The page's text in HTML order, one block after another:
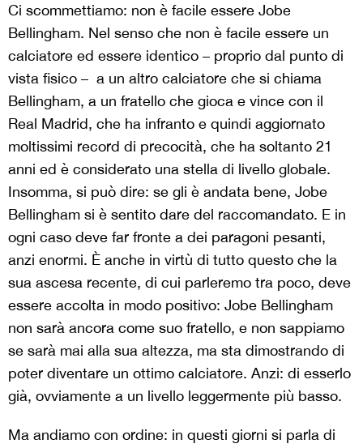
Ci scommettiamo: non è facile essere Jobe
Bellingham. Nel senso che non è facile essere un
calciatore ed essere identico – proprio dal punto di
vista fisico – a un altro calciatore che si chiama
Bellingham, a un fratello che gioca e vince con il
Real Madrid, che ha infranto e quindi aggiornato
moltissimi record di precocità, che ha soltanto 21
anni ed è considerato una stella di livello globale.
Insomma, si può dire: se gli è andata bene, Jobe
Bellingham si è sentito dare del raccomandato. E in
ogni caso deve far fronte a dei paragoni pesanti,
anzi enormi. È anche in virtù di tutto questo che la
sua ascesa recente, di cui parleremo tra poco, deve
essere accolta in modo positivo: Jobe Bellingham
non sarà ancora come suo fratello, e non sappiamo
se sarà mai alla sua altezza, ma sta dimostrando di
poter diventare un ottimo calciatore. Anzi: di esserlo
già, ovviamente a un livello leggermente più basso.
Ma andiamo con ordine: in questi giorni si parla di